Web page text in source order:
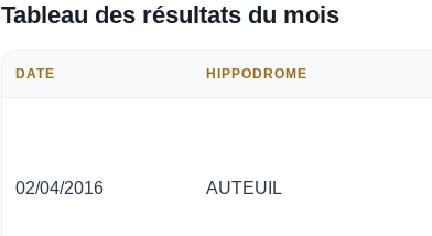
Tableau des résultats du mois
DATE HIPPODROME
02/04/2016 AUTEUIL